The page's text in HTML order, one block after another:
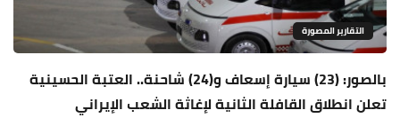
التقارير المصورة
بالصور: (23) سيارة إسعاف و(24) شاحنة.. العتبة الحسينية
تعلن انطلاق القافلة الثانية لإغاثة الشعب الإيراني